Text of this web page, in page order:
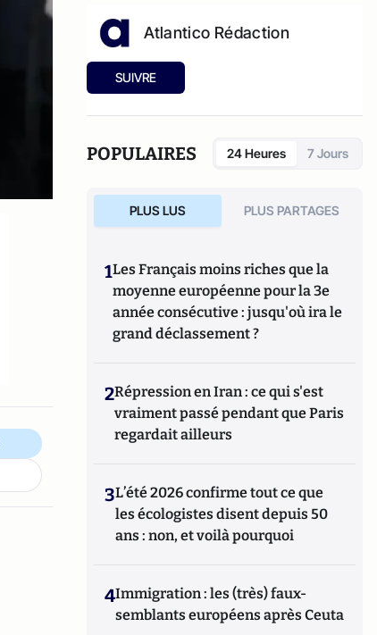
Atlantico Rédaction
SUIVRE
POPULAIRES 24 Heures 7 Jours
PLUS LUS PLUS PARTAGES
1Les Français moins riches que la
moyenne européenne pour la 3e
année consécutive : jusqu'où ira le
grand déclassement ?
2Répression en Iran : ce qui s'est
vraiment passé pendant que Paris
regardait ailleurs
3L’été 2026 confirme tout ce que
les écologistes disent depuis 50
ans : non, et voilà pourquoi
4Immigration : les (très) faux-
semblants européens après Ceuta